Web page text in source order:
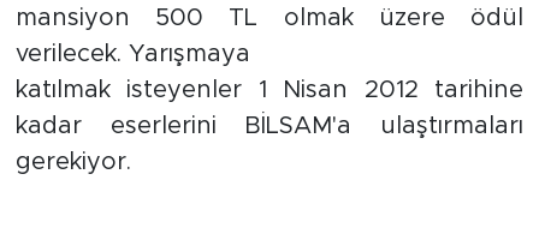
mansiyon 500 TL olmak üzere ödül
verilecek. Yarışmaya
katılmak isteyenler 1 Nisan 2012 tarihine
kadar eserlerini BİLSAM'a ulaştırmaları
gerekiyor.
Akçadağ
Doğanyol
Arapgir